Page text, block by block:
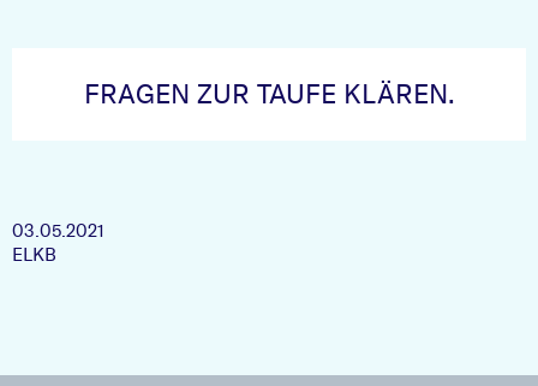
FRAGEN ZUR TAUFE KLÄREN.
03.05.2021
ELKB